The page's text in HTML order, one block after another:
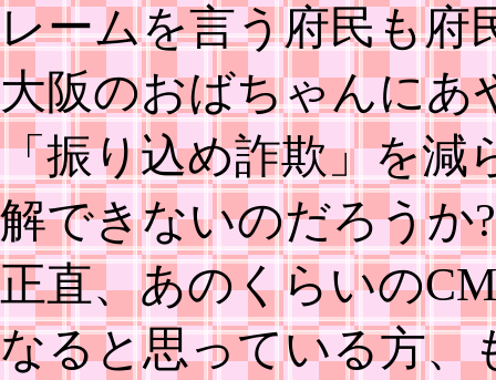
レームを言う府民も府
大阪のおばちゃんにあ
「振り込め詐欺」を減
解できないのだろうか?
正直、あのくらいの
なると思っている方、